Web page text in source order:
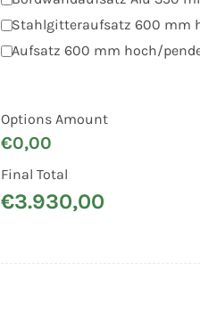
Stahlgitteraufsatz 600 mm
Aufsatz 600 mm hoch/
Options Amount
€0,00
Final Total
€3.930,00